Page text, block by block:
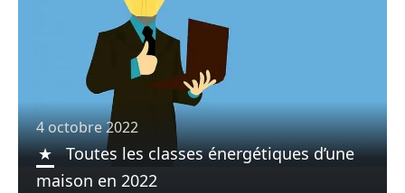
4 octobre 2022
Toutes les classes énergétiques d’une
maison en 2022